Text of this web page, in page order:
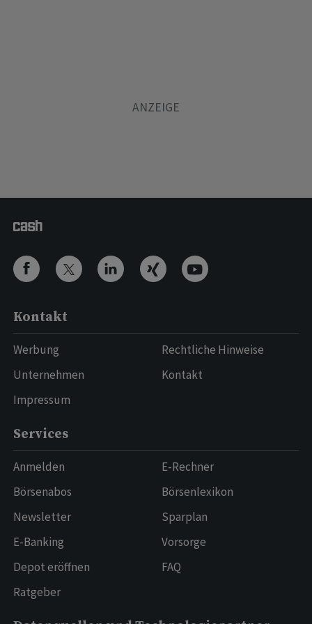
Kontakt
Werbung
Unternehmen
Impressum
Rechtliche Hinweise
Kontakt
Services
Anmelden
Börsenabos
Newsletter
E-Banking
Depot eröffnen
Ratgeber
E-Rechner
Börsenlexikon
Sparplan
Vorsorge
FAQ